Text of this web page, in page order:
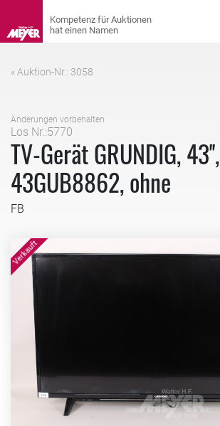
« Auktion-Nr.: 3058
Änderungen vorbehalten
Los Nr.:5770
TV-Gerät GRUNDIG, 43'',
43GUB8862, ohne
FB